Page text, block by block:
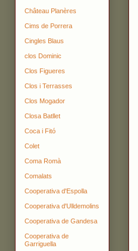
Château Planères
Cims de Porrera
Cingles Blaus
clos Dominic
Clos Figueres
Clos i Terrasses
Clos Mogador
Closa Batllet
Coca i Fitó
Colet
Coma Romà
Comalats
Cooperativa d'Espolla
Cooperativa d'Ulldemolins
Cooperativa de Gandesa
Cooperativa de
Garriguella